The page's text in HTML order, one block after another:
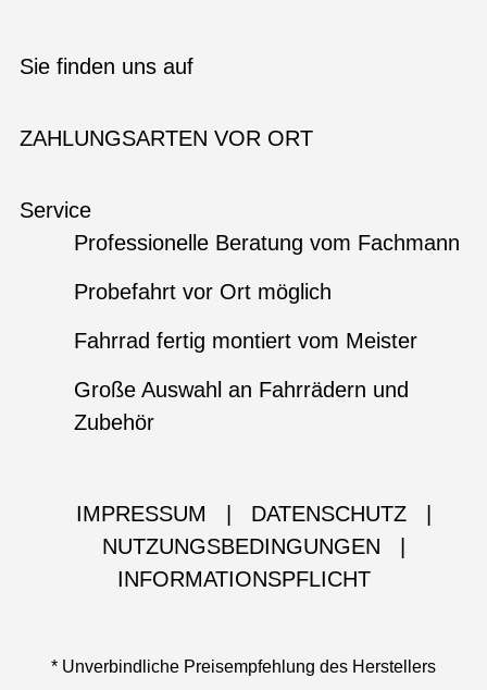
Sie finden uns auf
ZAHLUNGSARTEN VOR ORT
Service
Professionelle Beratung vom Fachmann
Probefahrt vor Ort möglich
Fahrrad fertig montiert vom Meister
Große Auswahl an Fahrrädern und
Zubehör
IMPRESSUM DATENSCHUTZ
NUTZUNGSBEDINGUNGEN
INFORMATIONSPFLICHT
* Unverbindliche Preisempfehlung des Herstellers